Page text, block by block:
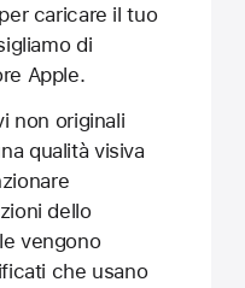
caricare il tuo
di
Apple.
non originali
qualità visiva
dello
vengono
che usano